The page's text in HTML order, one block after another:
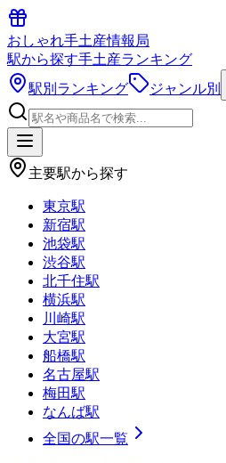
おしゃれ手土産情報局
駅から探す手土産ランキング
駅別ランキング
ジャンル別
主要駅から探す
東京駅
新宿駅
池袋駅
渋谷駅
北千住駅
横浜駅
川崎駅
大宮駅
船橋駅
名古屋駅
梅田駅
なんば駅
全国の駅一覧